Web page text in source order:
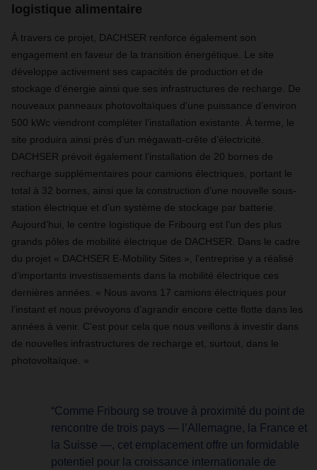
logistique alimentaire
À travers ce projet, DACHSER renforce également son
engagement en faveur de la transition énergétique. Le site
développe activement ses capacités de production et de
stockage d’énergie ainsi que ses infrastructures de recharge. De
nouveaux panneaux photovoltaïques d’une puissance d’environ
500 kWc viendront compléter l’installation existante. À terme, le
site produira ainsi près d’un mégawatt-crête d’électricité.
DACHSER prévoit également l’installation de 20 bornes de
recharge supplémentaires pour camions électriques, portant le
total à 32 bornes, ainsi que la construction d’une nouvelle sous-
station électrique et d’un système de stockage par batterie.
Aujourd’hui, le centre logistique de Fribourg est l’un des plus
grands pôles de mobilité électrique de DACHSER. Dans le cadre
du projet « DACHSER E-Mobility Sites », l’entreprise y a réalisé
d’importants investissements dans la mobilité électrique ces
dernières années. « Nous avons 17 camions électriques pour
l’instant et nous prévoyons d’agrandir encore cette flotte dans les
années à venir. C’est pour cela que nous veillons à investir dans
de nouvelles infrastructures de recharge et, surtout, dans le
photovoltaïque. »
“Comme Fribourg se trouve à proximité du point de
rencontre de trois pays — l’Allemagne, la France et
la Suisse —, cet emplacement offre un formidable
potentiel pour la croissance internationale de